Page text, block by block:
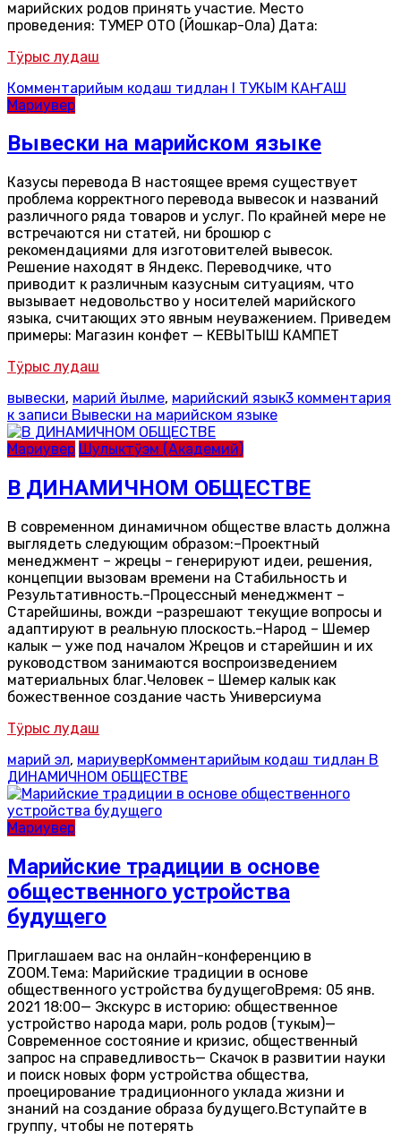
марийских родов принять участие. Место
проведения: ТУМЕР ОТО (Йошкар-Ола) Дата:
Тӱрыс лудаш
Комментарийым кодаш тидлан I ТУКЫМ КАҤАШ
Мариувер
Вывески на марийском языке
Казусы перевода В настоящее время существует
проблема корректного перевода вывесок и названий
различного ряда товаров и услуг. По крайней мере не
встречаются ни статей, ни брошюр с
рекомендациями для изготовителей вывесок.
Решение находят в Яндекс. Переводчике, что
приводит к различным казусным ситуациям, что
вызывает недовольство у носителей марийского
языка, считающих это явным неуважением. Приведем
примеры: Магазин конфет — КЕВЫТЫШ КАМПЕТ
Тӱрыс лудаш
вывески, марий йылме, марийский язык3 комментария
к записи Вывески на марийском языке
Мариувер Шулыктӱэм (Академий)
В ДИНАМИЧНОМ ОБЩЕСТВЕ
В современном динамичном обществе власть должна
выглядеть следующим образом:–Проектный
менеджмент – жрецы – генерируют идеи, решения,
концепции вызовам времени на Стабильность и
Результативность.–Процессный менеджмент –
Старейшины, вожди –разрешают текущие вопросы и
адаптируют в реальную плоскость.–Народ – Шемер
калык — уже под началом Жрецов и старейшин и их
руководством занимаются воспроизведением
материальных благ.Человек – Шемер калык как
божественное создание часть Универсиума
Тӱрыс лудаш
марий эл, мариуверКомментарийым кодаш тидлан В
ДИНАМИЧНОМ ОБЩЕСТВЕ
Мариувер
Марийские традиции в основе
общественного устройства
будущего
Приглашаем вас на онлайн-конференцию в
ZOOM.Тема: Марийские традиции в основе
общественного устройства будущегоВремя: 05 янв.
2021 18:00— Экскурс в историю: общественное
устройство народа мари, роль родов (тукым)—
Современное состояние и кризис, общественный
запрос на справедливость— Скачок в развитии науки
и поиск новых форм устройства общества,
проецирование традиционного уклада жизни и
знаний на создание образа будущего.Вступайте в
группу, чтобы не потерять